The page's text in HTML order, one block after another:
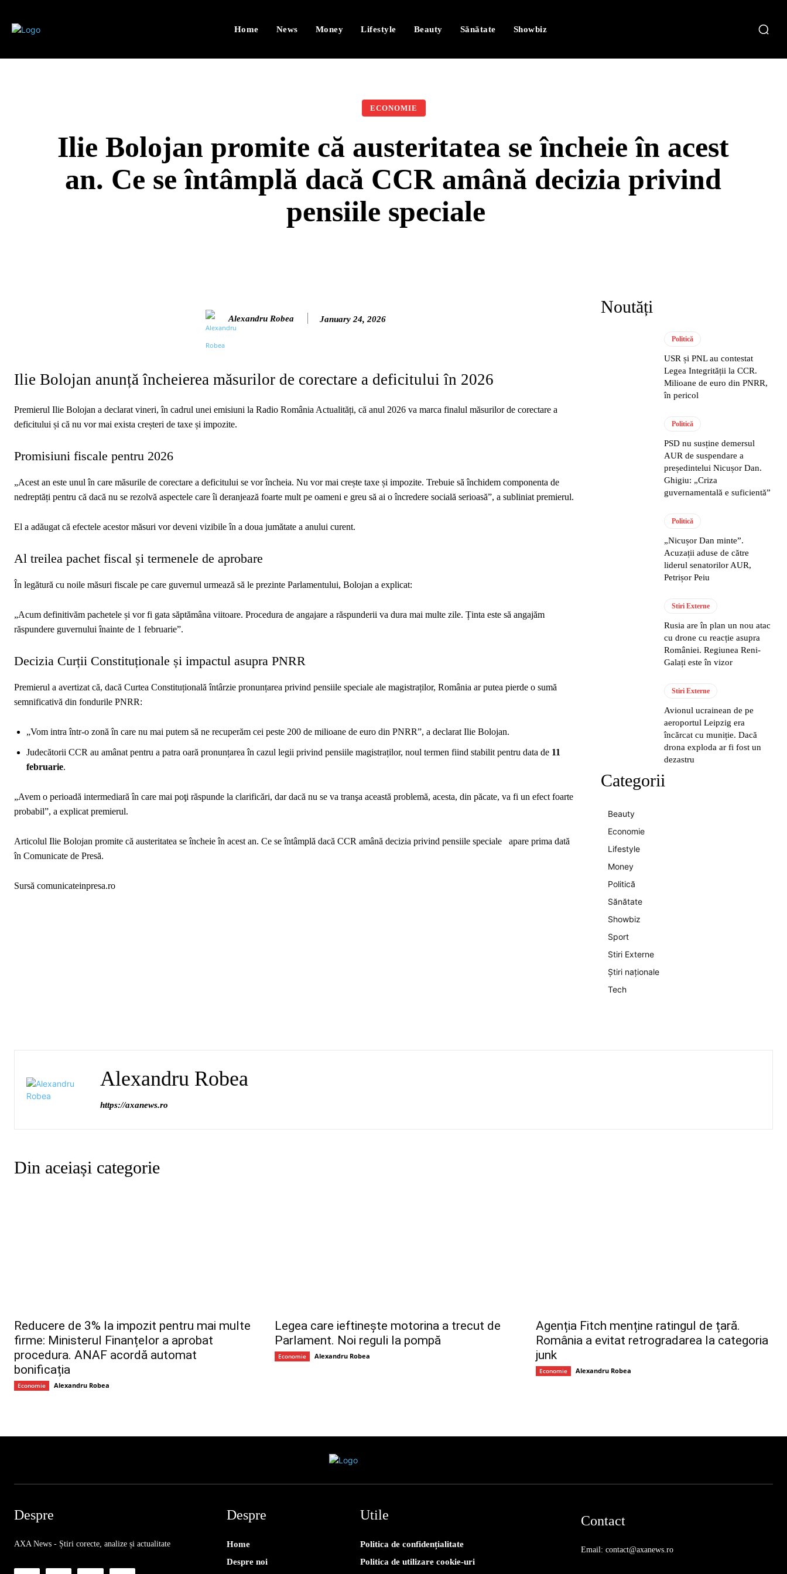
Home News Money Lifestyle Beauty Sănătate Showbiz
ECONOMIE
Ilie Bolojan promite că austeritatea se încheie în acest
an. Ce se întâmplă dacă CCR amână decizia privind
pensiile speciale
Alexandru Robea January 24, 2026
Ilie Bolojan anunță încheierea măsurilor de corectare a deficitului în 2026
Premierul Ilie Bolojan a declarat vineri, în cadrul unei emisiuni la Radio România Actualități, că anul 2026 va marca finalul măsurilor de corectare a
deficitului și că nu vor mai exista creșteri de taxe și impozite.
Promisiuni fiscale pentru 2026
„Acest an este unul în care măsurile de corectare a deficitului se vor încheia. Nu vor mai crește taxe și impozite. Trebuie să închidem componenta de
nedreptăți pentru că dacă nu se rezolvă aspectele care îi deranjează foarte mult pe oameni e greu să ai o încredere socială serioasă”, a subliniat premierul.
El a adăugat că efectele acestor măsuri vor deveni vizibile în a doua jumătate a anului curent.
Al treilea pachet fiscal și termenele de aprobare
În legătură cu noile măsuri fiscale pe care guvernul urmează să le prezinte Parlamentului, Bolojan a explicat:
„Acum definitivăm pachetele și vor fi gata săptămâna viitoare. Procedura de angajare a răspunderii va dura mai multe zile. Ținta este să angajăm
răspundere guvernului înainte de 1 februarie”.
Decizia Curții Constituționale și impactul asupra PNRR
Premierul a avertizat că, dacă Curtea Constituțională întârzie pronunțarea privind pensiile speciale ale magistraților, România ar putea pierde o sumă
semnificativă din fondurile PNRR:
„Vom intra într-o zonă în care nu mai putem să ne recuperăm cei peste 200 de milioane de euro din PNRR”, a declarat Ilie Bolojan.
Judecătorii CCR au amânat pentru a patra oară pronunțarea în cazul legii privind pensiile magistraților, noul termen fiind stabilit pentru data de 11
februarie.
„Avem o perioadă intermediară în care mai poţi răspunde la clarificări, dar dacă nu se va tranşa această problemă, acesta, din păcate, va fi un efect foarte
probabil”, a explicat premierul.
Articolul Ilie Bolojan promite că austeritatea se încheie în acest an. Ce se întâmplă dacă CCR amână decizia privind pensiile speciale apare prima dată
în Comunicate de Presă.
Sursă comunicateinpresa.ro
Noutăți
Politică
USR și PNL au contestat
Legea Integrității la CCR.
Milioane de euro din PNRR,
în pericol
Politică
PSD nu susține demersul
AUR de suspendare a
președintelui Nicușor Dan.
Ghigiu: „Criza
guvernamentală e suficientă”
Politică
„Nicușor Dan minte”.
Acuzații aduse de către
liderul senatorilor AUR,
Petrișor Peiu
Stiri Externe
Rusia are în plan un nou atac
cu drone cu reacție asupra
României. Regiunea Reni-
Galați este în vizor
Stiri Externe
Avionul ucrainean de pe
aeroportul Leipzig era
încărcat cu muniție. Dacă
drona exploda ar fi fost un
dezastru
Categorii
Beauty
Economie
Lifestyle
Money
Politică
Sănătate
Showbiz
Sport
Stiri Externe
Știri naționale
Tech
Alexandru Robea
https://axanews.ro
Din aceiași categorie
Reducere de 3% la impozit pentru mai multe
firme: Ministerul Finanțelor a aprobat
procedura. ANAF acordă automat
bonificația
Economie Alexandru Robea
Legea care ieftinește motorina a trecut de
Parlament. Noi reguli la pompă
Economie Alexandru Robea
Agenția Fitch menține ratingul de țară.
România a evitat retrogradarea la categoria
junk
Economie Alexandru Robea
Despre
AXA News - Știri corecte, analize și actualitate
Despre
Home
Despre noi
Utile
Politica de confidențialitate
Politica de utilizare cookie-uri
Contact
Email: contact@axanews.ro